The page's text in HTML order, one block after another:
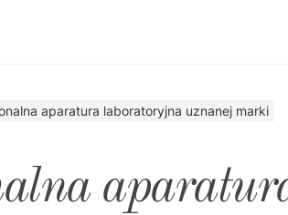
aparatura laboratoryjna uznanej marki